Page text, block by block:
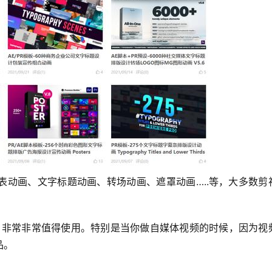
动画、文字标题动画、转场动画、遮罩动画…..等，大多数剪